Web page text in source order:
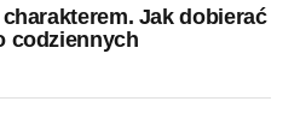
Jak dobierać
codziennych